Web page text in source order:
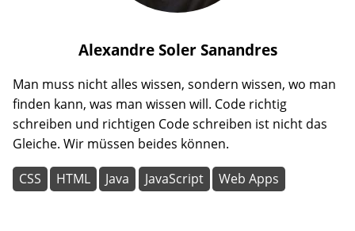
Alexandre Soler Sanandres
Man muss nicht alles wissen, sondern wissen, wo man
finden kann, was man wissen will. Code richtig
schreiben und richtigen Code schreiben ist nicht das
Gleiche. Wir müssen beides können.
CSS HTML Java JavaScript Web Apps